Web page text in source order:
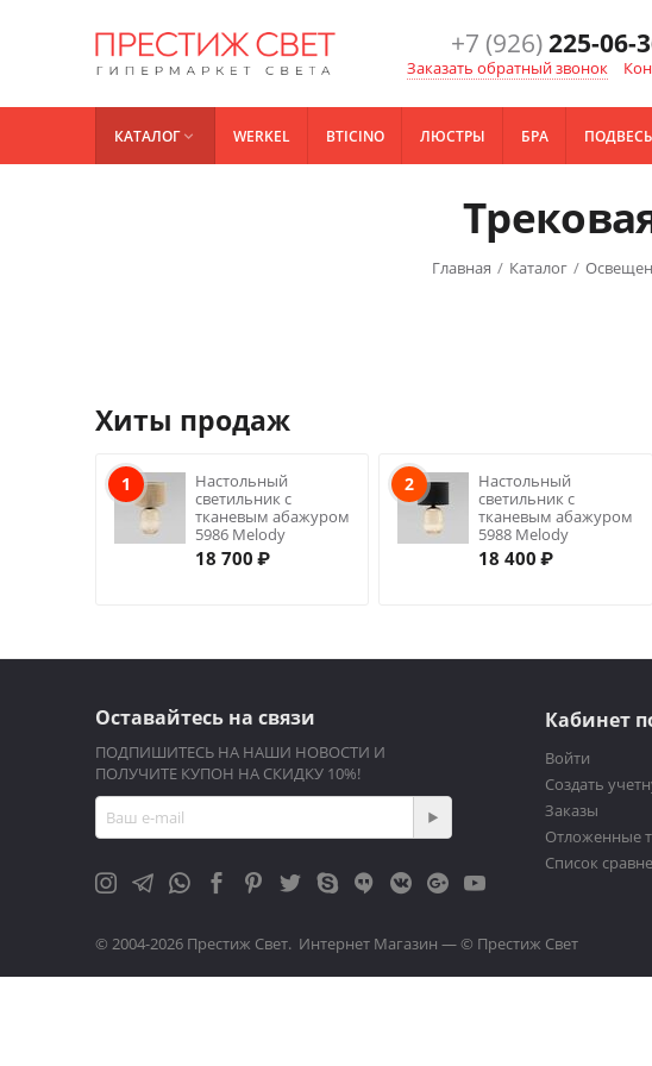
+7 (926)225-06-
Заказать обратный звонок
КАТАЛОГ WERKEL BTICINO ЛЮСТРЫ БРА
Главная / Каталог /
Хиты продаж
1
Настольный
светильник с
тканевым абажуром
5986 Melody
18 700 ₽
2
Настольный
светильник с
тканевым абажуром
5988 Melody
18 400 ₽
Оставайтесь на связи
ПОДПИШИТЕСЬ НА НАШИ НОВОСТИ И
ПОЛУЧИТЕ КУПОН НА СКИДКУ 10%!
Кабинет
Войти
Создать
Заказы
Отложенные
Список
© 2004-2026 Престиж Свет. Интернет Магазин — © Престиж Свет